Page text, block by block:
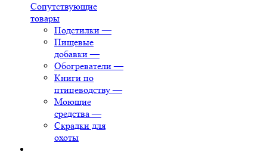
Сопутствующие
товары
Подстилки —
Пищевые
добавки —
Обогреватели —
Книги по
птицеводству —
Моющие
средства —
Скрадки для
охоты